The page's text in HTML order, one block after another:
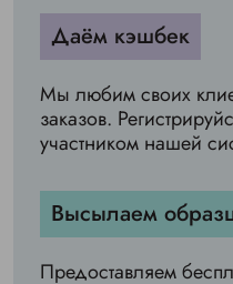
Даём кэшбек
Мы любим своих
заказов.
участником нашей
Высылаем
Предоставляем